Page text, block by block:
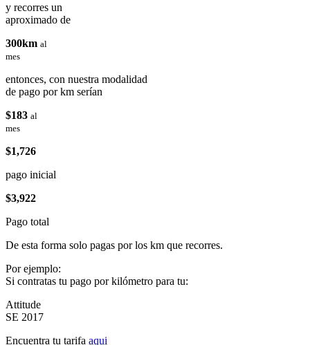
y recorres un
aproximado de
300km al
mes
entonces, con nuestra modalidad
de pago por km serían
$183 al
mes
$1,726
pago inicial
$3,922
Pago total
De esta forma solo pagas por los km que recorres.
Por ejemplo:
Si contratas tu pago por kilómetro para tu:
Attitude
SE 2017
Encuentra tu tarifa aqui